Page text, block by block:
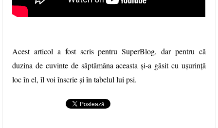
Acest articol a fost scris pentru SuperBlog, dar pentru că
duzina de cuvinte de săptămâna aceasta și-a găsit cu ușurință
loc în el, îl voi înscrie și în tabelul lui psi.